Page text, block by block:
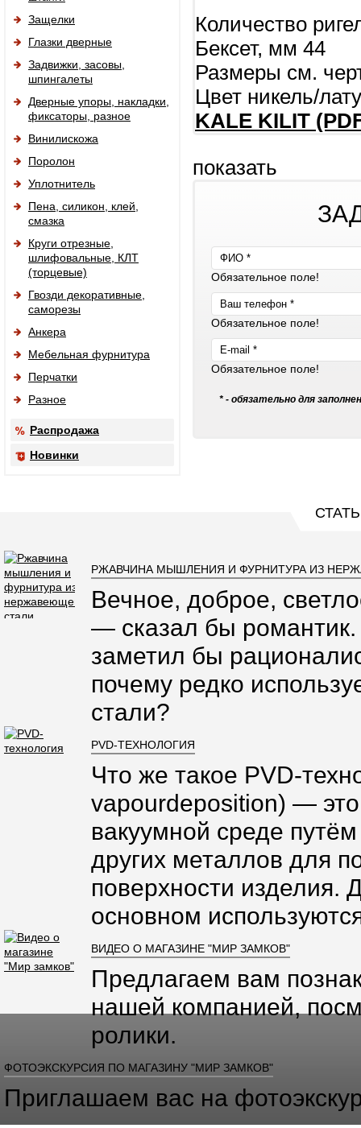
Защелки
Глазки дверные
Задвижки, засовы,
шпингалеты
Дверные упоры, накладки,
фиксаторы, разное
Винилискожа
Поролон
Уплотнитель
Пена, силикон, клей,
смазка
Круги отрезные,
шлифовальные, КЛТ
(торцевые)
Гвозди декоративные,
саморезы
Анкера
Мебельная фурнитура
Перчатки
Разное
Распродажа
Новинки
Количество
Бексет, мм 44
Размеры см.
Цвет никель/
KALE KILIT
показать
Обязательное поле!
Обязательное поле!
Обязательное поле!
* - обязательно для
РЖАВЧИНА МЫШЛЕНИЯ И ФУРНИТУРА ИЗ
Вечное, доброе,
— сказал бы
заметил бы
почему редко
стали?
PVD-ТЕХНОЛОГИЯ
Что же такое PVD-
vapourdeposition) —
вакуумной среде
других металлов для
поверхности изделия.
основном
ВИДЕО О МАГАЗИНЕ "МИР ЗАМКОВ"
Предлагаем вам
нашей компанией,
ролики.
ФОТОЭКСКУРСИЯ ПО МАГАЗИНУ "МИР ЗАМКОВ"
Приглашаем вас на